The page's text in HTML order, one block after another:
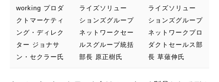
working プロダ
クトマーケティ
ング・ディレク
ター ジョナサ
ン・セクラー氏
ライズソリュー
ションズグループ
ネットワークセー
ルスグループ統括
部長 原正樹氏
ライズソリュー
ションズグループ
ネットワークプロ
ダクトセールス部
長 草薙伸氏